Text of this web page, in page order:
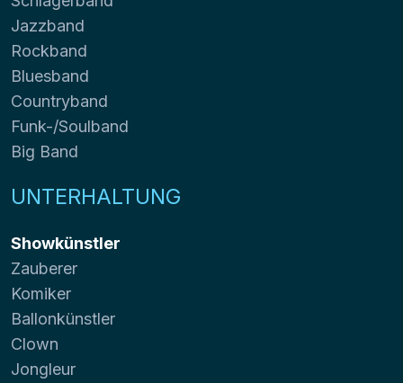
Jazzband
Rockband
Bluesband
Countryband
Funk-/Soulband
Big Band
UNTERHALTUNG
Showkünstler
Zauberer
Komiker
Ballonkünstler
Clown
Jongleur